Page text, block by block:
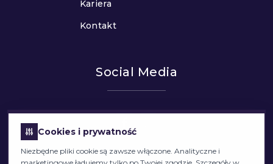
Kariera
Kontakt
Social Media
Cookies i prywatność
Niezbędne pliki cookie są zawsze włączone. Analityczne i